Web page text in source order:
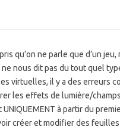
qu’on ne parle que d’un
ne nous dit pas du tout quel
virtuelles, il y a des erreurs
les effets de lumière/
à partir du
créer et modifier des